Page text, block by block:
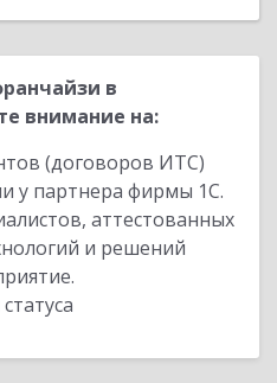
в
внимание на:
(договоров ИТС)
у партнера фирмы 1С.
аттестованных
и решений